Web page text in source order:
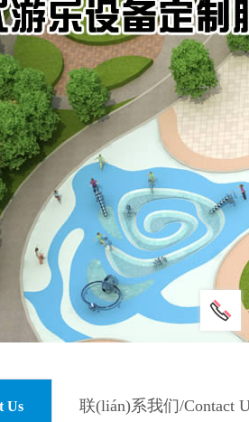
Us 联(lián)系我们/Contact